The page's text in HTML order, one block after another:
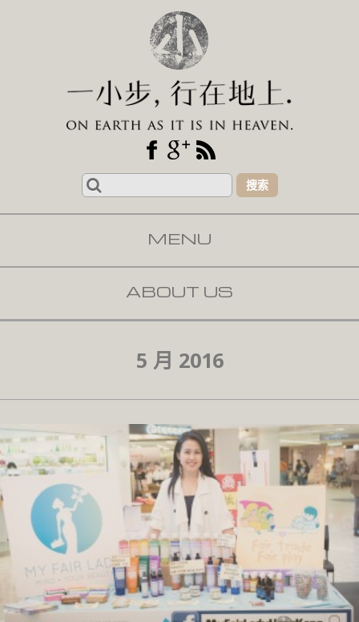
Search
for:
MENU
SKIP TO CONTENT
ABOUT US
5 月 2016